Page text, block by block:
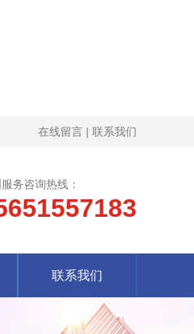
在线留言 | 联系我们
务咨询热线：
联系我们